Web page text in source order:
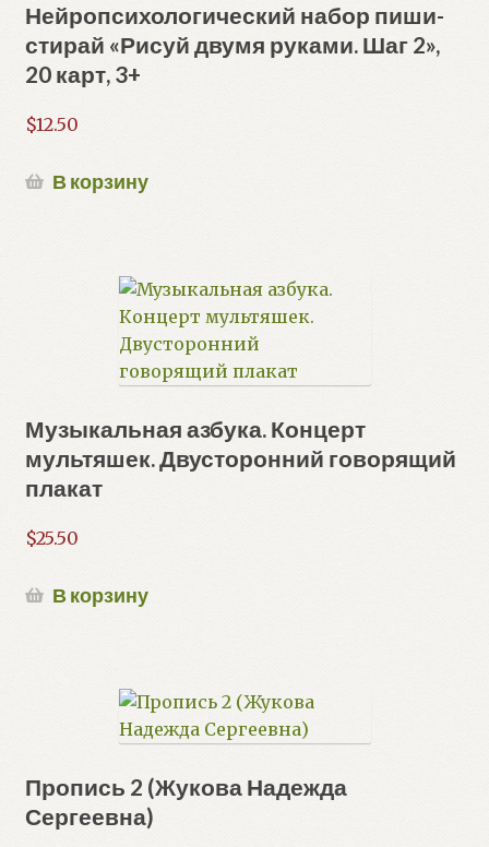
Нейропсихологический набор пиши-
стирай «Рисуй двумя руками. Шаг 2»,
20 карт, 3+
$12.50
В корзину
Музыкальная азбука. Концерт
мультяшек. Двусторонний говорящий
плакат
$25.50
В корзину
Пропись 2 (Жукова Надежда
Сергеевна)